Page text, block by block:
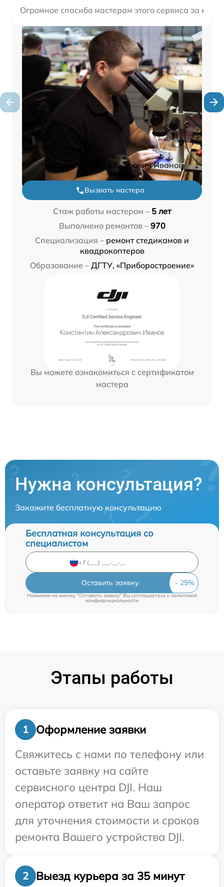
Огромное спасибо мастерам этого сервиса за
Константин Александрович Иванов
Вызвать мастера
Стаж работы мастером – 5 лет
Выполнено ремонтов – 970
Специализация – ремонт стедикамов и
квадрокоптеров
Образование – ДГТУ, «Приборостроение»
Вы можете ознакомиться с сертификатом
мастера
Нужна консультация?
Закажите бесплатную консультацию
Бесплатная консультация со
специалистом
Оставить заявку
Нажимая на кнопку "Оставить заявку" Вы соглашаетесь cполитикой
конфиденциальности
Этапы работы
1
Оформление заявки
Свяжитесь с нами по телефону или
оставьте заявку на сайте
сервисного центра DJI. Наш
оператор ответит на Ваш запрос
для уточнения стоимости и сроков
ремонта Вашего устройства DJI.
2 Выезд курьера за 35 минут